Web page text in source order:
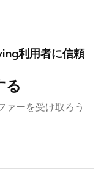
利用者に信頼
る
ァーを受け取ろう